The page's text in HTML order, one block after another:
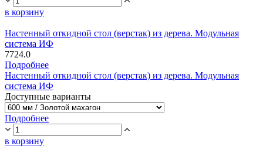
в корзину
Настенный откидной стол (верстак) из дерева. Модульная
система ИФ
7724.0
Подробнее
Настенный откидной стол (верстак) из дерева. Модульная
система ИФ
Доступные варианты
Подробнее
в корзину